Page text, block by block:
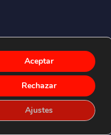
Aceptar
Rechazar
Ajustes